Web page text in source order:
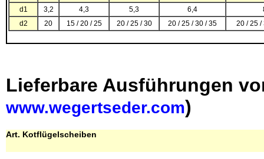
d1
3,2 4,3 5,3 6,4
d2
20 15 / 20 / 25 20 / 25 / 30 20 / 25 / 30 / 35 20 / 25 /
Lieferbare Ausführungen
www.wegertseder.com)
Art. Kotflügelscheiben